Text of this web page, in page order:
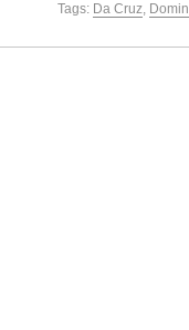
Tags: Da Cruz,